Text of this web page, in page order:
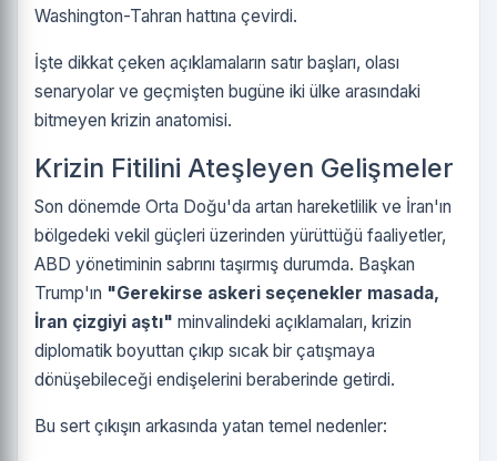
Washington-Tahran hattına çevirdi.
İşte dikkat çeken açıklamaların satır başları, olası
senaryolar ve geçmişten bugüne iki ülke arasındaki
bitmeyen krizin anatomisi.
Krizin Fitilini Ateşleyen Gelişmeler
Son dönemde Orta Doğu'da artan hareketlilik ve İran'ın
bölgedeki vekil güçleri üzerinden yürüttüğü faaliyetler,
ABD yönetiminin sabrını taşırmış durumda. Başkan
Trump'ın "Gerekirse askeri seçenekler masada,
İran çizgiyi aştı" minvalindeki açıklamaları, krizin
diplomatik boyuttan çıkıp sıcak bir çatışmaya
dönüşebileceği endişelerini beraberinde getirdi.
Bu sert çıkışın arkasında yatan temel nedenler: